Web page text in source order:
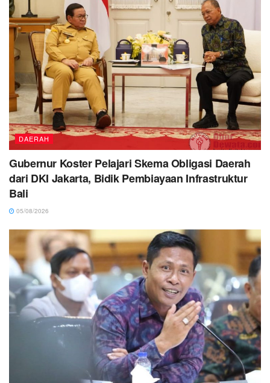
DAERAH
Gubernur Koster Pelajari Skema Obligasi Daerah
dari DKI Jakarta, Bidik Pembiayaan Infrastruktur
Bali
05/08/2026